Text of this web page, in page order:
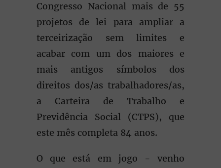
Congresso Nacional mais de 55
projetos de lei para ampliar a
terceirização sem limites e
acabar com um dos maiores e
mais antigos símbolos dos
direitos dos/as trabalhadores/as,
a Carteira de Trabalho e
Previdência Social (CTPS), que
este mês completa 84 anos.
O que está em jogo - venho